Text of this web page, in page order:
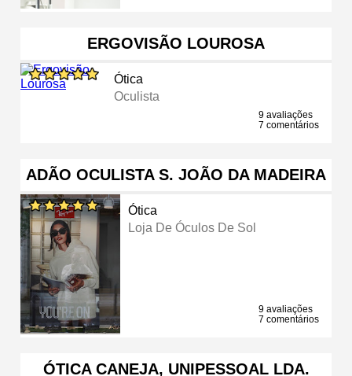
ERGOVISÃO LOUROSA
Ótica
Oculista
9 avaliações
7 comentários
ADÃO OCULISTA S. JOÃO DA MADEIRA
Ótica
Loja De Óculos De Sol
9 avaliações
7 comentários
ÓTICA CANEJA, UNIPESSOAL LDA.